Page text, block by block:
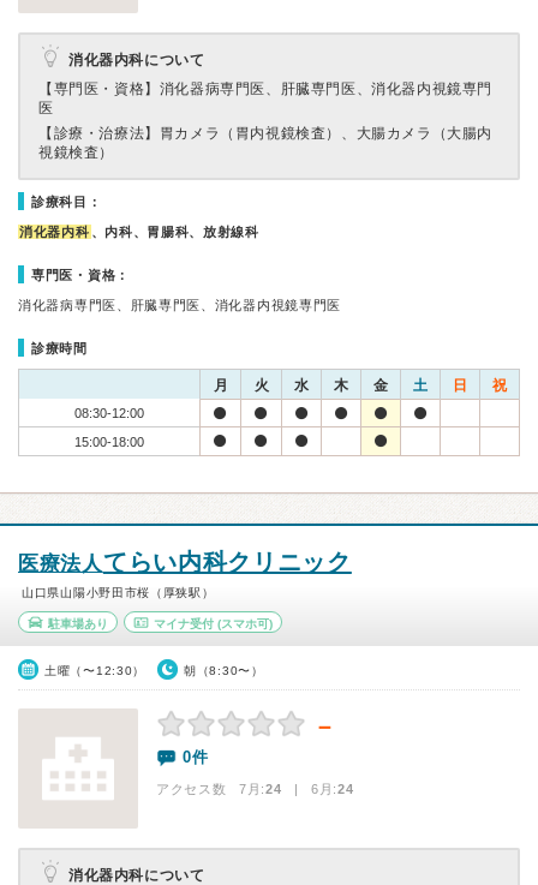
消化器内科について
【専門医・資格】 消化器病専門医、肝臓専門医、消化器内視鏡専門
医
【診療・治療法】 胃カメラ（胃内視鏡検査）、大腸カメラ（大腸内
視鏡検査）
診療科目：
消化器内科 、内科、胃腸科、放射線科
専門医・資格：
消化器病専門医、肝臓専門医、消化器内視鏡専門医
診療時間
月 火 水 木 金 土 日 祝
08:30-12:00
15:00-18:00
医療法人てらい内科クリニック
山口県山陽小野田市桜（厚狭駅）
駐車場あり マイナ受付(スマホ可)
土曜（〜12:30） 朝（8:30〜）
－
0件
アクセス数 7月:24 | 6月:24
消化器内科について